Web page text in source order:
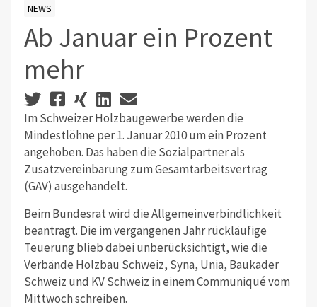
NEWS
Ab Januar ein Prozent
mehr
Im Schweizer Holzbaugewerbe werden die
Mindestlöhne per 1. Januar 2010 um ein Prozent
angehoben. Das haben die Sozialpartner als
Zusatzvereinbarung zum Gesamtarbeitsvertrag
(GAV) ausgehandelt.
Beim Bundesrat wird die Allgemeinverbindlichkeit
beantragt. Die im vergangenen Jahr rückläufige
Teuerung blieb dabei unberücksichtigt, wie die
Verbände Holzbau Schweiz, Syna, Unia, Baukader
Schweiz und KV Schweiz in einem Communiqué vom
Mittwoch schreiben.